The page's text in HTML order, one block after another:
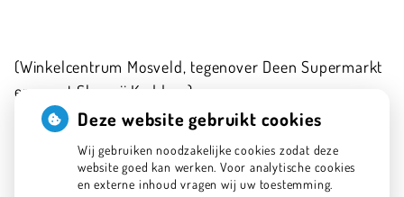
(Winkelcentrum Mosveld, tegenover Deen Supermarkt
en naast Slagerij Kaddour)
020-6341575
info@tpan.nl
Deze website gebruikt cookies
Wij gebruiken noodzakelijke cookies zodat deze
website goed kan werken. Voor analytische cookies
en externe inhoud vragen wij uw toestemming.